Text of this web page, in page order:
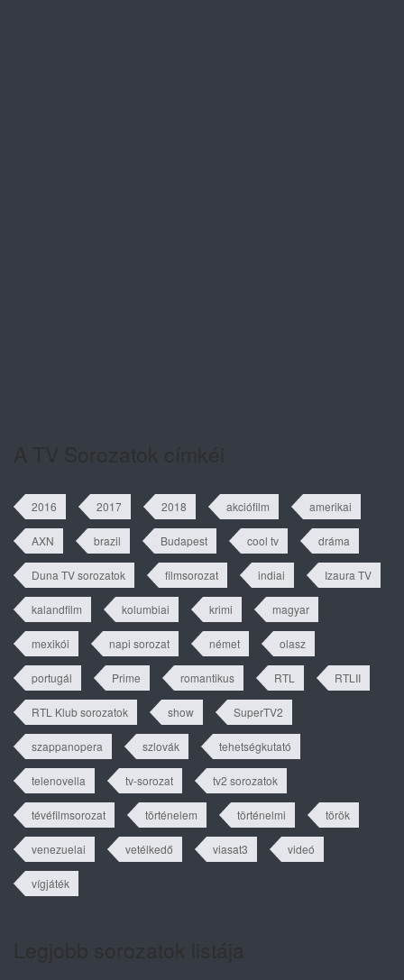
2016 2017 2018 akciófilm amerikai
AXN brazil Budapest cool tv dráma
Duna TV sorozatok filmsorozat indiai Izaura TV
kalandfilm kolumbiai krimi magyar
mexikói napi sorozat német olasz
portugál Prime romantikus RTL RTLII
RTL Klub sorozatok show SuperTV2
szappanopera szlovák tehetségkutató
telenovella tv-sorozat tv2 sorozatok
tévéfilmsorozat történelem történelmi török
venezuelai vetélkedő viasat3 videó
vígjáték